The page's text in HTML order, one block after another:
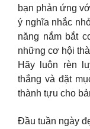
bạn phản ứng
ý nghĩa nhắc
năng nắm bắt
những cơ hội
Hãy luôn rèn
thắng và đặt
thành tựu cho
Đầu tuần ngày